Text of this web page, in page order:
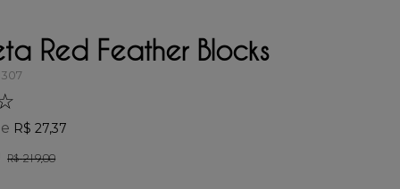
Red Feather Blocks
R$ 27,37
R$ 219,00